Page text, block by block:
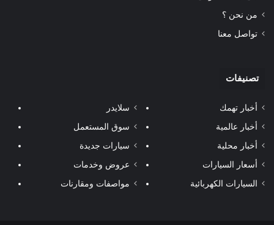
من نحن ؟
تواصل معنا
تصنيفات
أخبار تهمك
أخبار عالمية
أخبار محلية
أسعار السيارات
السيارات الكهربائية
سلايدر
سوق المستعمل
سيارات جديدة
عروض وخدمات
مواصفات ومقارنات